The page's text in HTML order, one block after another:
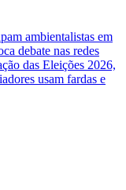
ambientalistas em
debate nas redes
das Eleições 2026,
usam fardas e